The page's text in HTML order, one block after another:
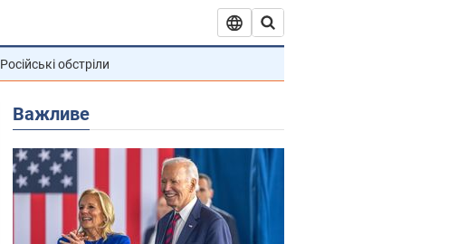
Російські обстріли
Важливе